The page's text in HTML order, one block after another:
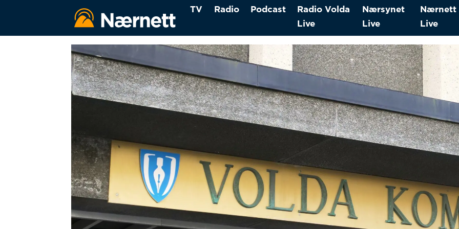
TV Radio Podcast
Radio Volda
Live
Nærsynet
Live
Nærnett
Live